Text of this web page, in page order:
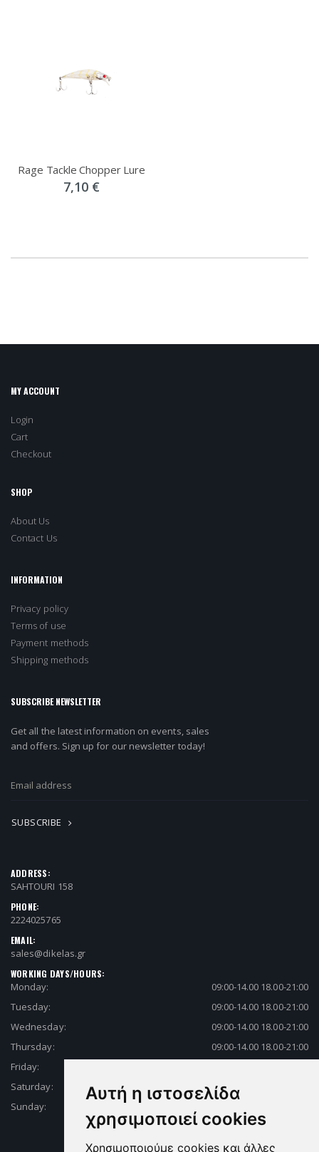
Αυτή η ιστοσελίδα
χρησιμοποιεί cookies
Χρησιμοποιούμε cookies και άλλες
Rage Tackle Chopper Lure
7,10 €
MY ACCOUNT
Login
Cart
Checkout
SHOP
About Us
Contact Us
INFORMATION
Privacy policy
Terms of use
Payment methods
Shipping methods
SUBSCRIBE NEWSLETTER
Get all the latest information on events, sales
and offers. Sign up for our newsletter today!
SUBSCRIBE
ADDRESS:
SAHTOURI 158
PHONE:
2224025765
EMAIL:
sales@dikelas.gr
WORKING DAYS/HOURS:
Monday:
09:00-14.00 18.00-21:00
Tuesday:
09:00-14.00 18.00-21:00
Wednesday:
09:00-14.00 18.00-21:00
Thursday:
09:00-14.00 18.00-21:00
Friday:
Saturday:
09:00-14.00 18.00-21:00
Sunday: